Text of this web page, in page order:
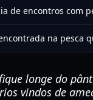
de encontros com
na pesca
longe do
vindos de